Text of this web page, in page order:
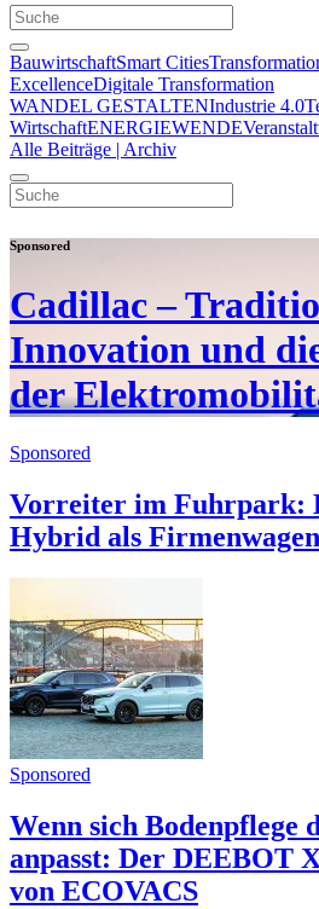
BauwirtschaftSmart Cities
ExcellenceDigitale Transformation
WANDEL GESTALTENIndustrie 4.0
WirtschaftENERGIEWENDE
Alle Beiträge | Archiv
Sponsored
Cadillac –
Innovation und
der
Sponsored
Vorreiter im Fuhrpark:
Hybrid als Firmenwagen
Sponsored
Wenn sich Bodenpflege
anpasst: Der DEEBOT
von ECOVACS